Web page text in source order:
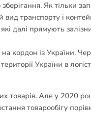
Як тільки
транспорту і
далі прямують
кордон із України.
України в
товарів. Але у 2020
товарообігу